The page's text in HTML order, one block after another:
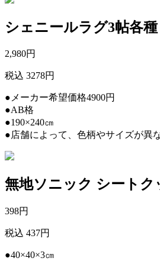
シェニールラグ3帖各種
2,980円
税込 3278円
●メーカー希望価格4900円
●AB格
●190×240㎝
●店舗によって、色柄やサイズが異
無地ソニック シートク
398円
税込 437円
●40×40×3㎝